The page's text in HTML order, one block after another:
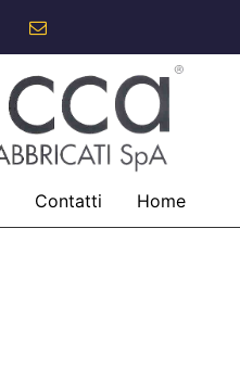
info@piccaspa.com
Contatti Home